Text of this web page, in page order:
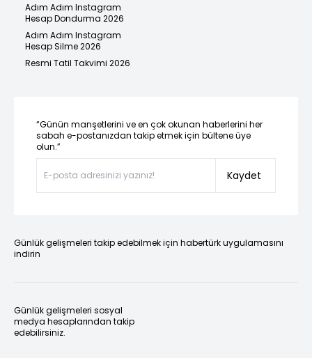
Adım Adım Instagram
Hesap Dondurma 2026
Adım Adım Instagram
Hesap Silme 2026
Resmi Tatil Takvimi 2026
“Günün manşetlerini ve en çok okunan haberlerini her
sabah e-postanızdan takip etmek için bültene üye
olun.”
Kaydet
Günlük gelişmeleri takip edebilmek için habertürk uygulamasını
indirin
Günlük gelişmeleri sosyal
medya hesaplarından takip
edebilirsiniz.